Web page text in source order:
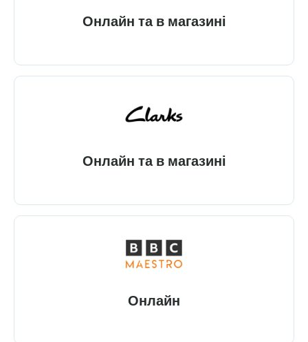
Онлайн та в магазині
Онлайн та в магазині
Онлайн